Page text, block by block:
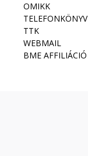
OMIKK
TELEFONKÖNYV
TTK
WEBMAIL
BME AFFILIÁCIÓ